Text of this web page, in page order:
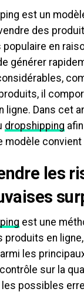
est un
des
populaire en
générer
il
ligne. Dans cet
dropshipping
modèle
les
est une
produits en
les
sur la
possibles